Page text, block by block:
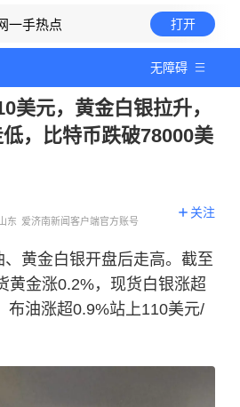
一手热点 打开
无障碍
美元，黄金白银拉升，
，比特币跌破78000美
东 爱济南新闻客户端官方账号
关注
黄金白银开盘后走高。截至
黄金涨0.2%，现货白银涨超
布油涨超0.9%站上110美元/